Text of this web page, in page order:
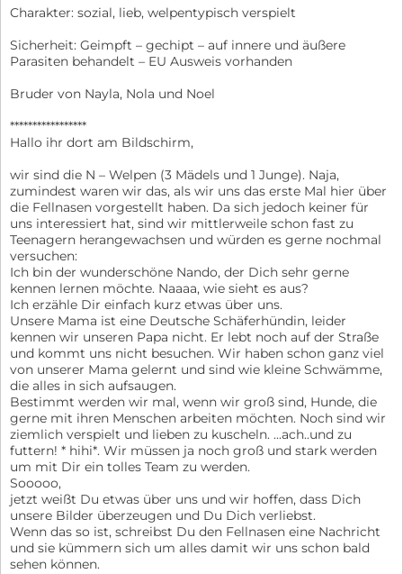
Charakter: sozial, lieb, welpentypisch verspielt
Sicherheit: Geimpft – gechipt – auf innere und äußere
Parasiten behandelt – EU Ausweis vorhanden
Bruder von Nayla, Nola und Noel
*****************
Hallo ihr dort am Bildschirm,
wir sind die N – Welpen (3 Mädels und 1 Junge). Naja,
zumindest waren wir das, als wir uns das erste Mal hier über
die Fellnasen vorgestellt haben. Da sich jedoch keiner für
uns interessiert hat, sind wir mittlerweile schon fast zu
Teenagern herangewachsen und würden es gerne nochmal
versuchen:
Ich bin der wunderschöne Nando, der Dich sehr gerne
kennen lernen möchte. Naaaa, wie sieht es aus?
Ich erzähle Dir einfach kurz etwas über uns.
Unsere Mama ist eine Deutsche Schäferhündin, leider
kennen wir unseren Papa nicht. Er lebt noch auf der Straße
und kommt uns nicht besuchen. Wir haben schon ganz viel
von unserer Mama gelernt und sind wie kleine Schwämme,
die alles in sich aufsaugen.
Bestimmt werden wir mal, wenn wir groß sind, Hunde, die
gerne mit ihren Menschen arbeiten möchten. Noch sind wir
ziemlich verspielt und lieben zu kuscheln. ...ach..und zu
futtern! * hihi*. Wir müssen ja noch groß und stark werden
um mit Dir ein tolles Team zu werden.
Sooooo,
jetzt weißt Du etwas über uns und wir hoffen, dass Dich
unsere Bilder überzeugen und Du Dich verliebst.
Wenn das so ist, schreibst Du den Fellnasen eine Nachricht
und sie kümmern sich um alles damit wir uns schon bald
sehen können.